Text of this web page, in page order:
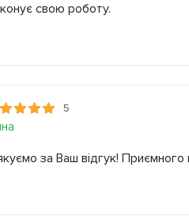
свою роботу.
5
за Ваш відгук! Приємного